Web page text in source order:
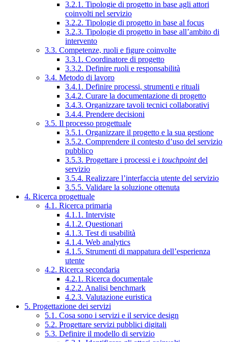
3.2.1. Tipologie di progetto in base agli attori
coinvolti nel servizio
3.2.2. Tipologie di progetto in base al focus
3.2.3. Tipologie di progetto in base all’ambito di
intervento
3.3. Competenze, ruoli e figure coinvolte
3.3.1. Coordinatore di progetto
3.3.2. Definire ruoli e responsabilità
3.4. Metodo di lavoro
3.4.1. Definire processi, strumenti e rituali
3.4.2. Curare la documentazione di progetto
3.4.3. Organizzare tavoli tecnici collaborativi
3.4.4. Prendere decisioni
3.5. Il processo progettuale
3.5.1. Organizzare il progetto e la sua gestione
3.5.2. Comprendere il contesto d’uso del servizio
pubblico
3.5.3. Progettare i processi e i touchpointdel
servizio
3.5.4. Realizzare l’interfaccia utente del servizio
3.5.5. Validare la soluzione ottenuta
4. Ricerca progettuale
4.1. Ricerca primaria
4.1.1. Interviste
4.1.2. Questionari
4.1.3. Test di usabilità
4.1.4. Web analytics
4.1.5. Strumenti di mappatura dell’esperienza
utente
4.2. Ricerca secondaria
4.2.1. Ricerca documentale
4.2.2. Analisi benchmark
4.2.3. Valutazione euristica
5. Progettazione dei servizi
5.1. Cosa sono i servizi e il service design
5.2. Progettare servizi pubblici digitali
5.3. Definire il modello di servizio